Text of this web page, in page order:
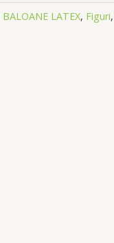
BALOANE LATEX, Figuri,